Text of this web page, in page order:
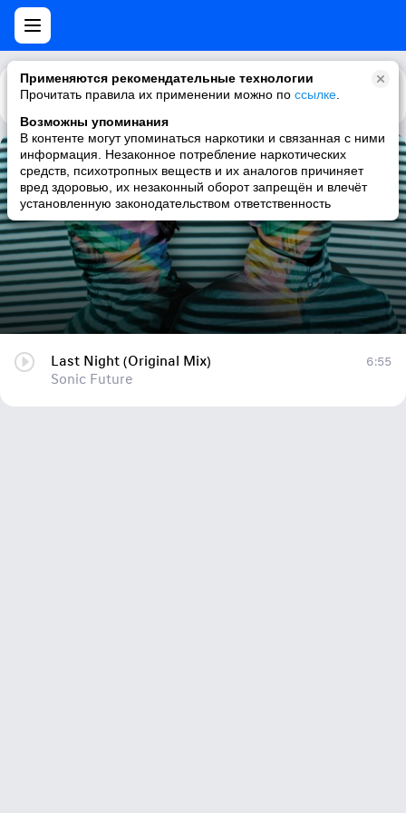
Применяются рекомендательные технологии
Прочитать правила их применении можно по ссылке
Возможны упоминания
В контенте могут упоминаться наркотики и связанная с ними
информация. Незаконное потребление наркотических
средств, психотропных веществ и их аналогов причиняет
вред здоровью, их незаконный оборот запрещён и влечёт
установленную законодательством ответственность
Каталог Рекомендации
Last Night (Original Mix)
Sonic Future
Last Night (Original Mix)
Sonic Future
6:55